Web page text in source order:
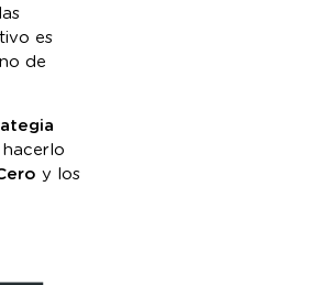
es
de
hacerlo
y los